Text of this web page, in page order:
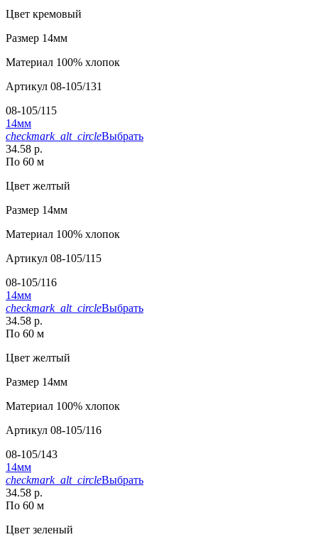
Цвет кремовый
Размер 14мм
Материал 100% хлопок
Артикул 08-105/131
08-105/115
14мм
checkmark_alt_circleВыбрать
34.58 р.
По 60 м
Цвет желтый
Размер 14мм
Материал 100% хлопок
Артикул 08-105/115
08-105/116
14мм
checkmark_alt_circleВыбрать
34.58 р.
По 60 м
Цвет желтый
Размер 14мм
Материал 100% хлопок
Артикул 08-105/116
08-105/143
14мм
checkmark_alt_circleВыбрать
34.58 р.
По 60 м
Цвет зеленый